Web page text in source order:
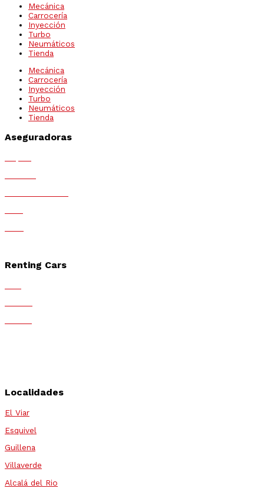
Mecánica
Carrocería
Inyección
Turbo
Neumáticos
Tienda
Mecánica
Carrocería
Inyección
Turbo
Neumáticos
Tienda
Aseguradoras
Renting Cars
Localidades
El Viar
Esquivel
Guillena
Villaverde
Alcalá del Rio